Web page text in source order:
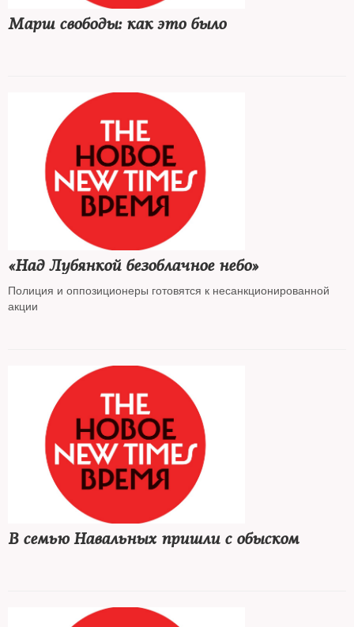
Марш свободы: как это было
«Над Лубянкой безоблачное небо»
Полиция и оппозиционеры готовятся к несанкционированной
акции
В семью Навальных пришли с обыском